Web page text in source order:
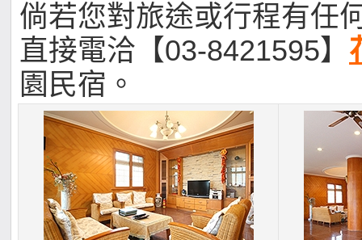
倘若您對旅途或行程有任
直接電洽【03-8421595】
園民宿。